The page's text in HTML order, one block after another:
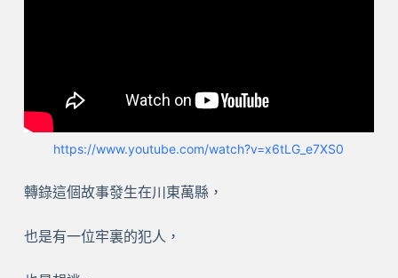
https://www.youtube.com/watch?v=x6tLG_e7XS0
轉錄這個故事發生在川東萬縣，
也是有一位牢裏的犯人，